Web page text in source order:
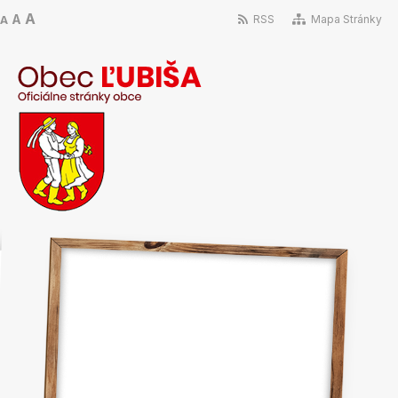
A A A RSS Mapa Stránky